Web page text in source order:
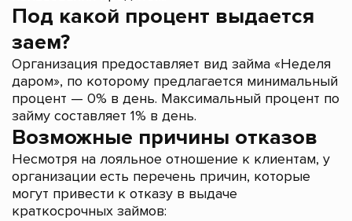
Под какой процент выдается
заем?
Организация предоставляет вид займа «Неделя
даром», по которому предлагается минимальный
процент — 0% в день. Максимальный процент по
займу составляет 1% в день.
Возможные причины отказов
Несмотря на лояльное отношение к клиентам, у
организации есть перечень причин, которые
могут привести к отказу в выдаче
краткосрочных займов: